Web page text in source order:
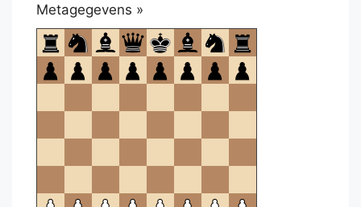
Metagegevens »
om
te
openen.